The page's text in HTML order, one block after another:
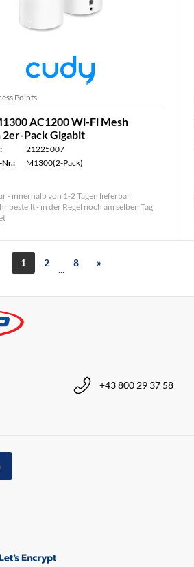
Points
AC1200 Wi-Fi Mesh
2er-Pack Gigabit
21225007
M1300(2-Pack)
- innerhalb von 1-2 Tagen lieferbar
bestellt - in der Regel noch am selben Tag
1 2 8 »
+43 800 29 37 58